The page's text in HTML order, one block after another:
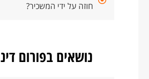
חוזה על ידי המשכיר?
נושאים בפורום